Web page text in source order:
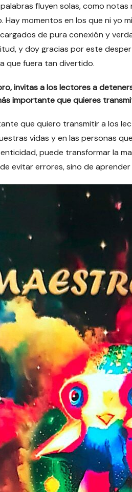
fluyen solas, como
Hay momentos en los que ni yo
de pura conexión y
y doy gracias por este
que fuera tan divertido.
invitas a los lectores a
importante que quieres
que quiero transmitir a los
vidas y en las personas
puede transformar la
evitar errores, sino de aprender